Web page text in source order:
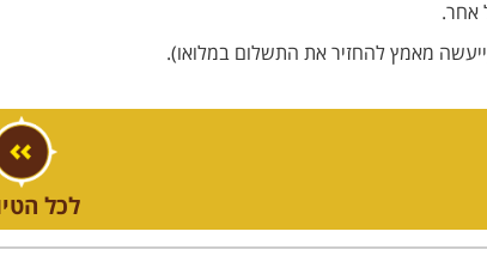
מאמץ להחזיר את התשלום במלואו).
לכל